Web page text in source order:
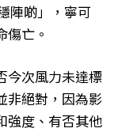
陣啲」，寧可
亡。
今次風力未達標
非絕對，因為影
強度、有否其他